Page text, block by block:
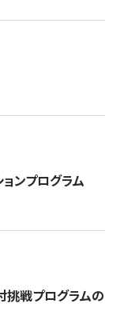
ンプログラム
挑戦プログラムの